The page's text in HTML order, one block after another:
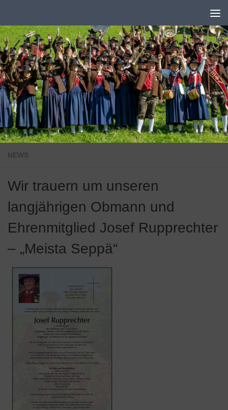
NEWS
Wir trauern um unseren
langjährigen Obmann und
Ehrenmitglied Josef Rupprechter
– „Meista Seppä“